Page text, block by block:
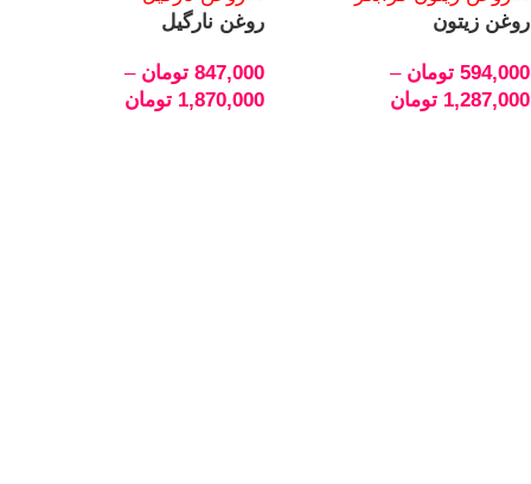
روغن زیتون
594,000 تومان –
1,287,000 تومان
روغن نارگیل
847,000 تومان –
1,870,000 تومان